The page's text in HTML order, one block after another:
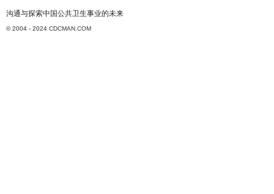
沟通与探索中国公共卫生事业的未来
© 2004 - 2024 CDCMAN.COM